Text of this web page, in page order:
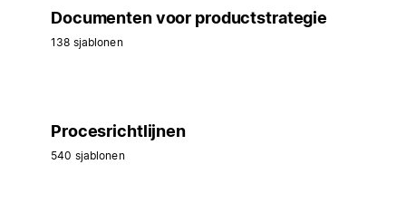
Documenten voor productstrategie
138 sjablonen
Procesrichtlijnen
540 sjablonen